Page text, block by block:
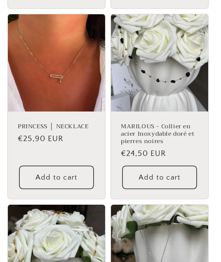
PRINCESS │ NECKLACE
Regular
€25,90 EUR
Add to cart
MARILOUS - Collier en
acier Inoxydable doré et
pierres noires
Regular
price
€24,50 EUR
Add to cart